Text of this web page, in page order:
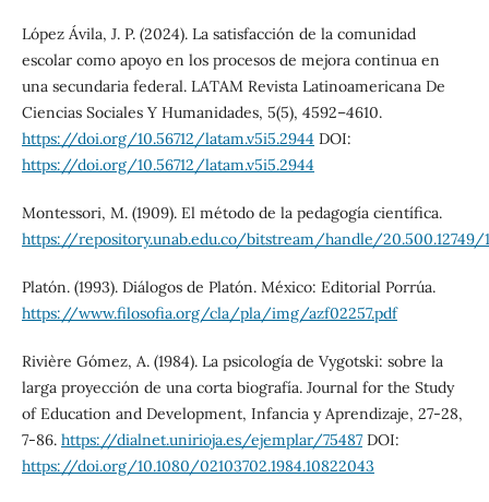
López Ávila, J. P. (2024). La satisfacción de la comunidad
escolar como apoyo en los procesos de mejora continua en
una secundaria federal. LATAM Revista Latinoamericana De
Ciencias Sociales Y Humanidades, 5(5), 4592–4610.
https://doi.org/10.56712/latam.v5i5.2944 DOI:
https://doi.org/10.56712/latam.v5i5.2944
Montessori, M. (1909). El método de la pedagogía científica.
https://repository.unab.edu.co/bitstream/handle/20.500.12749/
Platón. (1993). Diálogos de Platón. México: Editorial Porrúa.
https://www.filosofia.org/cla/pla/img/azf02257.pdf
Rivière Gómez, A. (1984). La psicología de Vygotski: sobre la
larga proyección de una corta biografía. Journal for the Study
of Education and Development, Infancia y Aprendizaje, 27-28,
7-86. https://dialnet.unirioja.es/ejemplar/75487DOI:
https://doi.org/10.1080/02103702.1984.10822043